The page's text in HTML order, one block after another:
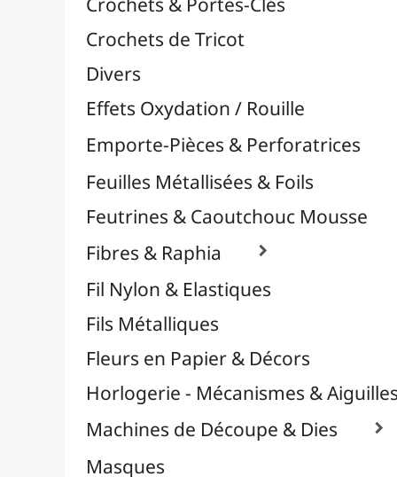
Oeillets & Rivets
Petites Pinces
Plantes & Jardin
Plastique Fou
Poncage / Émeri
Quilling / Pliage
Reliure & Cinch
Sable, Strass & Paillettes 
Savons
Serviettes
Sublimation
Tampons et Encreurs 
Washi Tape / Masking Tape
EFCOLOR - Émaux à Froid
Médiums, Vernis & Colles
Modelage / Sculpture
Peintures / Couleurs